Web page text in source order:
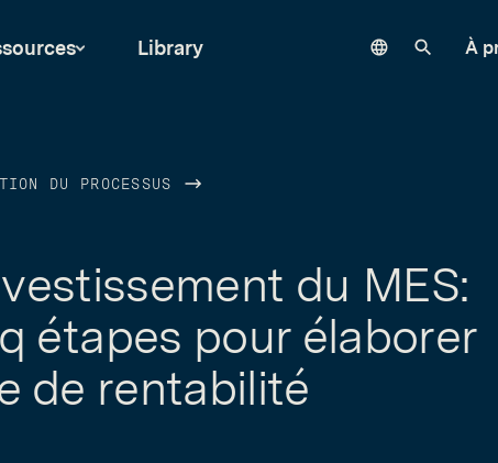
Library LanguageÀ
DU PROCESSUS
du MES:
étapes pour élaborer
de rentabilité